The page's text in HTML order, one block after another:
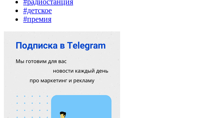
#радиостанция
#детское
#премия